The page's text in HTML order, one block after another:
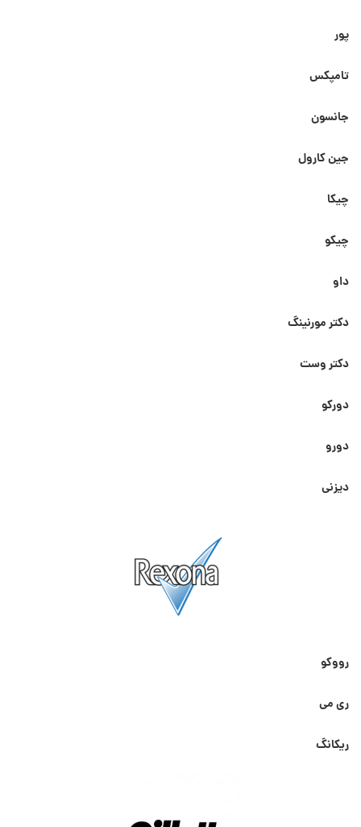
پور
تامپکس
جانسون
جین کارول
چیکا
چیکو
داو
دکتر مورنینگ
دکتر وست
دورکو
دورو
دیزنی
رووکو
ری می
ریکانگ